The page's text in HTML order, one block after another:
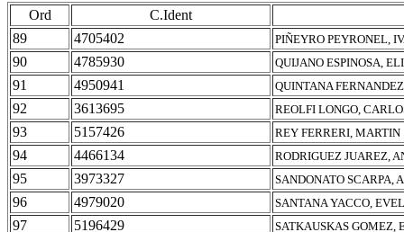
Ord
C.Ident
89
4705402 PIÑEYRO PEYRONEL,
90 4785930 QUIJANO ESPINOSA,
91 4950941 QUINTANA
92 3613695 REOLFI LONGO,
93 5157426 REY FERRERI, MARTIN
94 4466134 RODRIGUEZ JUAREZ,
95 3973327 SANDONATO SCARPA,
96 4979020 SANTANA YACCO,
97 5196429 SATKAUSKAS GOMEZ,